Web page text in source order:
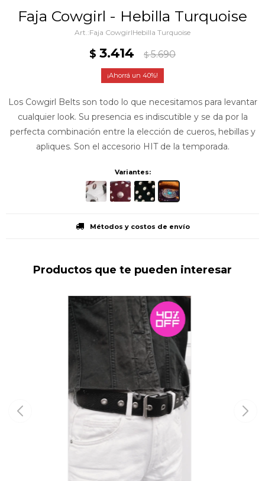
Faja Cowgirl - Hebilla Turquoise
Faja CowgirlHebilla Turquoise
$ 3.414 $ 5.690
40
Los Cowgirl Belts son todo lo que necesitamos para levantar
cualquier look. Su presencia es indiscutible y se da por la
perfecta combinación entre la elección de cueros, hebillas y
apliques. Son el accesorio HIT de la temporada.
Variantes:
Métodos y costos de envío
Productos que te pueden interesar